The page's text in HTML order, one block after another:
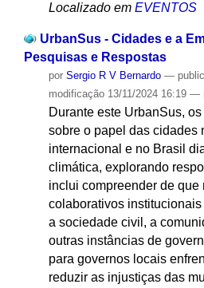
Localizado em EVENTOS
UrbanSus - Cidades e a
Pesquisas e Respostas
por Sergio R V Bernardo —
modificação13/11/2024 16:19 —
Durante este UrbanSus,
sobre o papel das cidades
internacional e no Brasil
climática, explorando
inclui compreender de que
colaborativos
a sociedade civil, a
outras instâncias de
para governos locais
reduzir as injustiças das